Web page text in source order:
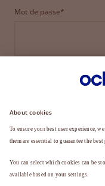
Mot de passe*
MOT DE
Vous n'êtes pas